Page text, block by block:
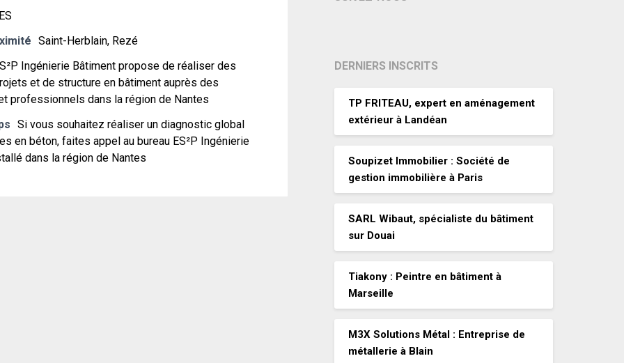
Saint-Herblain, Rezé
Ingénierie Bâtiment propose de réaliser des
et de structure en bâtiment auprès des
professionnels dans la région de Nantes
Si vous souhaitez réaliser un diagnostic global
en béton, faites appel au bureau ES²P Ingénierie
dans la région de Nantes
DERNIERS INSCRITS
TP FRITEAU, expert en aménagement
extérieur à Landéan
Soupizet Immobilier : Société de
gestion immobilière à Paris
SARL Wibaut, spécialiste du bâtiment
sur Douai
Tiakony : Peintre en bâtiment à
Marseille
M3X Solutions Métal : Entreprise de
métallerie à Blain